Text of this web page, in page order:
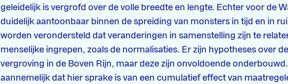
geleidelijk is vergrofd over de volle breedte en lengte. Echter voor de
duidelijk aantoonbaar binnen de spreiding van monsters in tijd en in
worden verondersteld dat veranderingen in samenstelling zijn te
menselijke ingrepen, zoals de normalisaties. Er zijn hypotheses over
vergroving in de Boven Rijn, maar deze zijn onvoldoende
aannemelijk dat hier sprake is van een cumulatief effect van